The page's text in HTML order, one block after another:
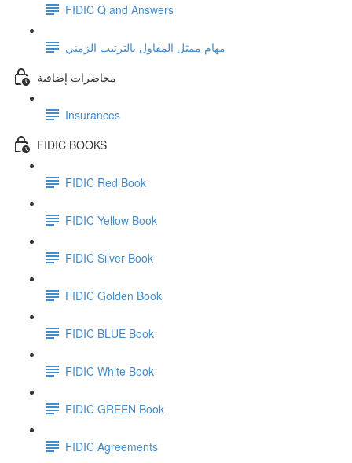
FIDIC Q and Answers
مهام ممثل المقاول بالترتيب الزمني
محاضرات إضافية
Insurances
FIDIC BOOKS
FIDIC Red Book
FIDIC Yellow Book
FIDIC Silver Book
FIDIC Golden Book
FIDIC BLUE Book
FIDIC White Book
FIDIC GREEN Book
FIDIC Agreements